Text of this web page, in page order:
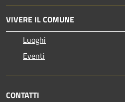
VIVERE IL COMUNE
Luoghi
Eventi
CONTATTI